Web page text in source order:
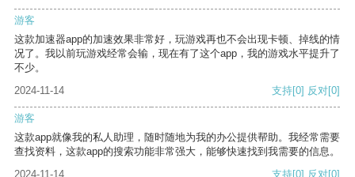
游客
这款加速器app的加速效果非常好，玩游戏再也不会出现卡顿、掉线的情
况了。我以前玩游戏经常会输，现在有了这个app，我的游戏水平提升了
不少。
2024-11-14
支持[0] 反对[0]
游客
这款app就像我的私人助理，随时随地为我的办公提供帮助。我经常需要
查找资料，这款app的搜索功能非常强大，能够快速找到我需要的信息。
2024-11-14
支持[0] 反对[0]